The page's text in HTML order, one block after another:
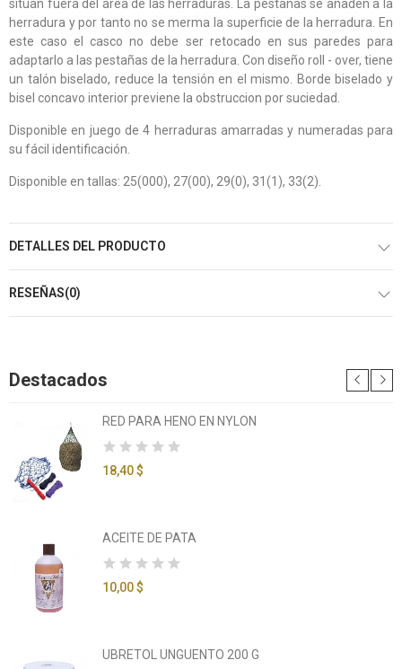
sitúan fuera del área de las herraduras. La pestañas se añaden a la
herradura y por tanto no se merma la superficie de la herradura. En
este caso el casco no debe ser retocado en sus paredes para
adaptarlo a las pestañas de la herradura. Con diseño roll - over, tiene
un talón biselado, reduce la tensión en el mismo. Borde biselado y
bisel concavo interior previene la obstruccion por suciedad.
Disponible en juego de 4 herraduras amarradas y numeradas para
su fácil identificación.
Disponible en tallas: 25(000), 27(00), 29(0), 31(1), 33(2).
DETALLES DEL PRODUCTO
RESEÑAS(0)
Destacados
RED PARA HENO EN NYLON
18,40 $
ACEITE DE PATA
10,00 $
UBRETOL UNGUENTO 200 G